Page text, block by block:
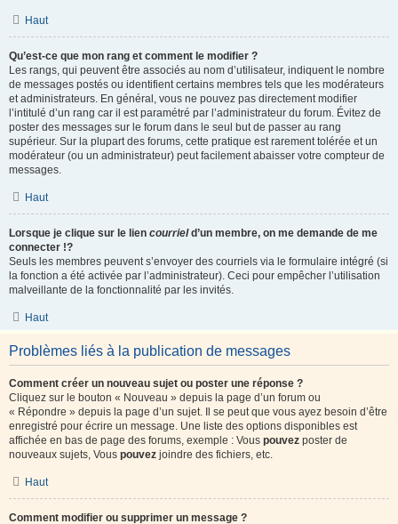
Haut
Qu’est-ce que mon rang et comment le modifier ?
Les rangs, qui peuvent être associés au nom d’utilisateur, indiquent le nombre
de messages postés ou identifient certains membres tels que les modérateurs
et administrateurs. En général, vous ne pouvez pas directement modifier
l’intitulé d’un rang car il est paramétré par l’administrateur du forum. Évitez de
poster des messages sur le forum dans le seul but de passer au rang
supérieur. Sur la plupart des forums, cette pratique est rarement tolérée et un
modérateur (ou un administrateur) peut facilement abaisser votre compteur de
messages.
Haut
Lorsque je clique sur le lien courrield’un membre, on me demande de me
connecter !?
Seuls les membres peuvent s’envoyer des courriels via le formulaire intégré (si
la fonction a été activée par l’administrateur). Ceci pour empêcher l’utilisation
malveillante de la fonctionnalité par les invités.
Haut
Problèmes liés à la publication de messages
Comment créer un nouveau sujet ou poster une réponse ?
Cliquez sur le bouton « Nouveau » depuis la page d’un forum ou
« Répondre » depuis la page d’un sujet. Il se peut que vous ayez besoin d’être
enregistré pour écrire un message. Une liste des options disponibles est
affichée en bas de page des forums, exemple : Vous pouvez poster de
nouveaux sujets, Vous pouvez joindre des fichiers, etc.
Haut
Comment modifier ou supprimer un message ?